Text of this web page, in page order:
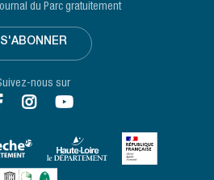
du Parc gratuitement
S'ABONNER
nous sur